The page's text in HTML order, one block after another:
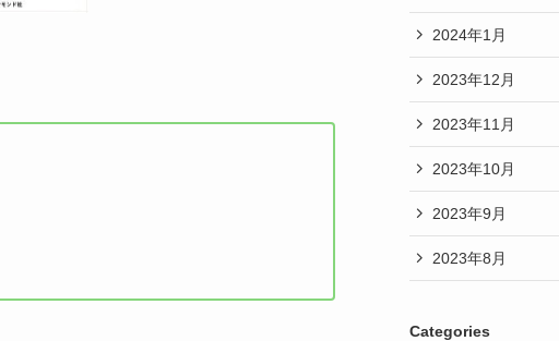
2024年1月
2023年12月
2023年11月
2023年10月
2023年9月
2023年8月
Categories